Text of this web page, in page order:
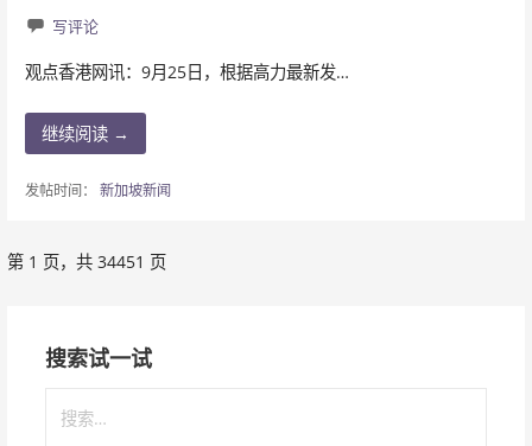
写评论
观点香港网讯：9月25日，根据高力最新发…
继续阅读 →
发帖时间： 新加坡新闻
文
第 1 页，共 34451 页
搜索试一试
索